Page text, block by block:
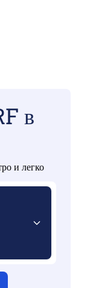
в
и легко